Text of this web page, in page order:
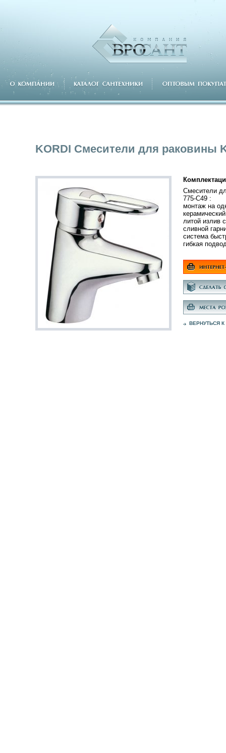
KORDI Смесители для раковины
Смесители
775-С49 :
монтаж на
литой излив
сливной
система
гибкая
ВЕРНУТЬСЯ К